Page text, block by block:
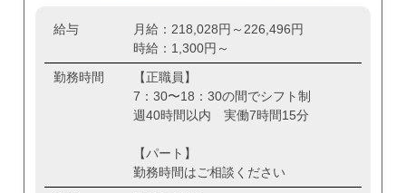
給与
月給：218,028円～226,496円
時給：1,300円～
勤務時間
【正職員】
7：30〜18：30の間でシフト制
週40時間以内 実働7時間15分
【パート】
勤務時間はご相談ください